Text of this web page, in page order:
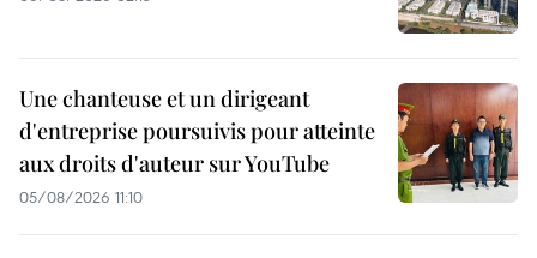
Une chanteuse et un dirigeant
d'entreprise poursuivis pour atteinte
aux droits d'auteur sur YouTube
05/08/2026 11:10